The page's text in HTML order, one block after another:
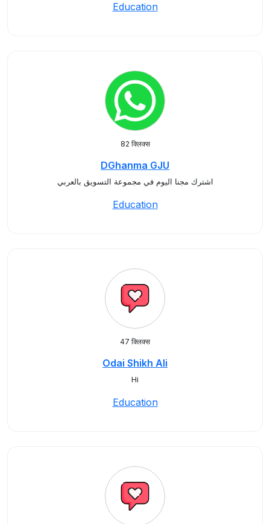
Education
82 क्लिक्स
DGhanma GJU
اشترك مجنا اليوم في مجموعة التسويق بالعربي
Education
47 क्लिक्स
Odai Shikh Ali
Hi
Education